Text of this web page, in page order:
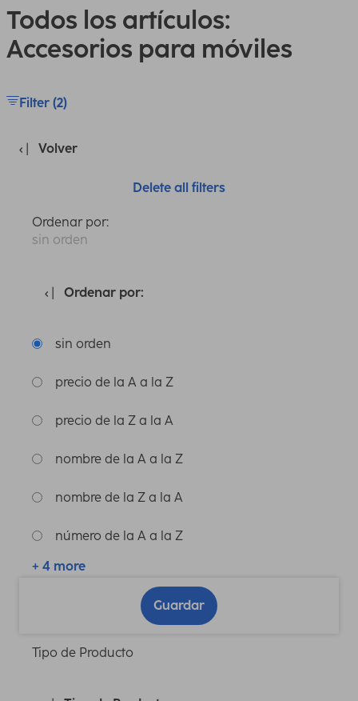
Todos los artículos:
Accesorios para móviles
Filter (2)
Volver
Delete all filters
Ordenar por:
sin orden
Ordenar por:
sin orden
precio de la A a la Z
precio de la Z a la A
nombre de la A a la Z
nombre de la Z a la A
número de la A a la Z
+ 4 more
Guardar
Tipo de Producto